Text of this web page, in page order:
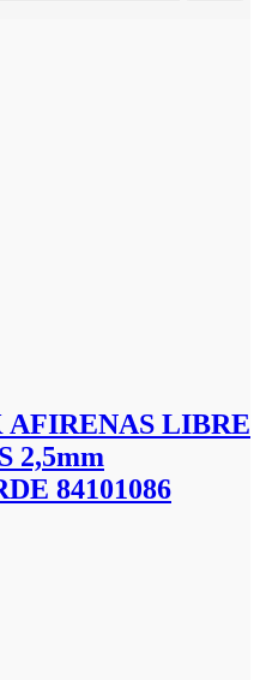
LIBRE
2,5mm
84101086